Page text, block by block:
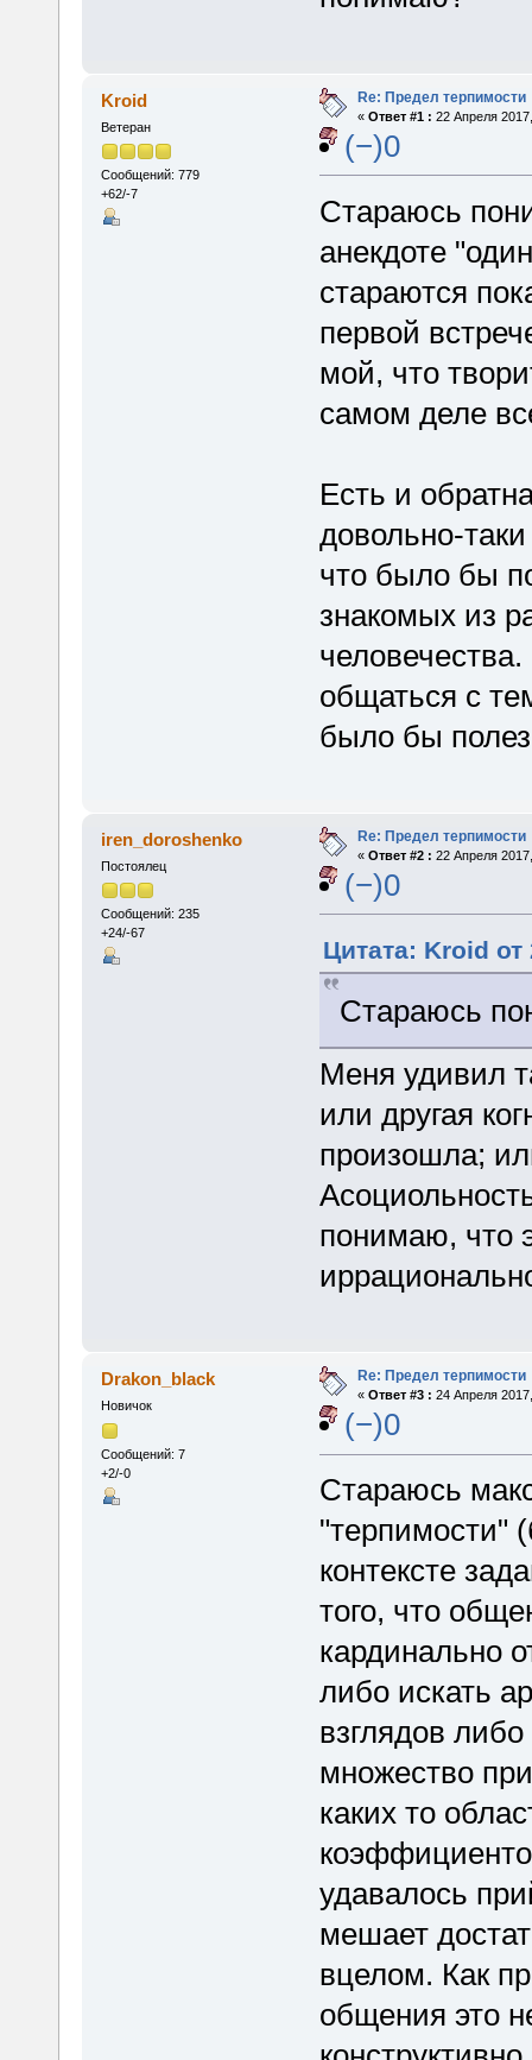
Kroid
Ветеран
Сообщений: 779
+62/-7
Re: Предел терпимости
« Ответ #1 : 22 Апреля
(−)0
Стараюсь
анекдоте
стараются
первой
мой, что
самом деле
Есть и
довольно-
что было бы
знакомых из
общаться с
было бы
iren_doroshenko
Постоялец
Сообщений: 235
+24/-67
Re: Предел терпимости
« Ответ #2 : 22 Апреля
(−)0
Цитата: Kroid
Стараюсь
Меня удивил
или другая
произошла;
понимаю, что
Drakon_black
Новичок
Сообщений: 7
+2/-0
Re: Предел терпимости
« Ответ #3 : 24 Апреля
(−)0
Стараюсь
"терпимости"
контексте
того, что
кардинально
либо искать
взглядов
множество
каких то
удавалось
мешает
вцелом. Как
общения это